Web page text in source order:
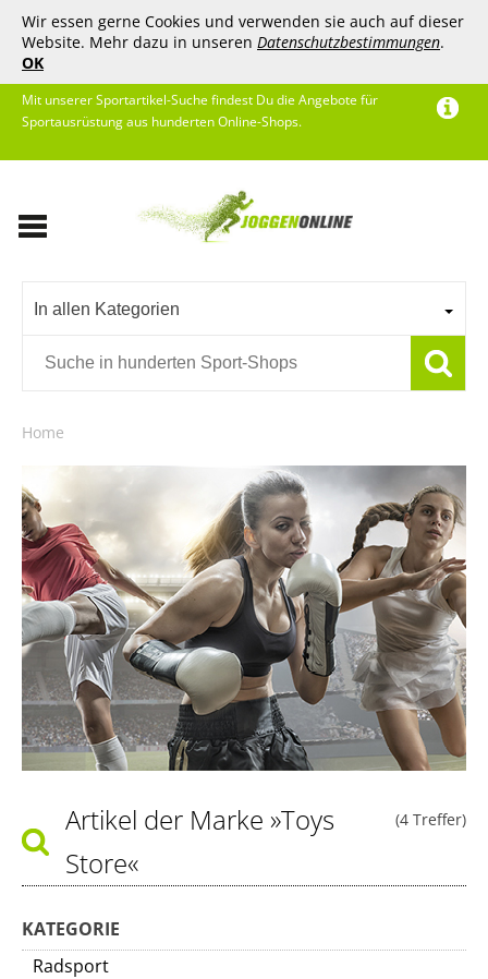
Wir essen gerne Cookies und verwenden sie auch auf dieser
Website. Mehr dazu in unseren Datenschutzbestimmungen.
OK
Mit unserer Sportartikel-Suche findest Du die Angebote für
Sportausrüstung aus hunderten Online-Shops.
In allen Kategorien
Home
(4 Treffer)
Artikel der Marke »Toys
Store«
KATEGORIE
Radsport